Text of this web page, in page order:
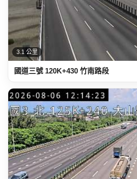
3.2 公里
國道三號 125K+240 大山路段